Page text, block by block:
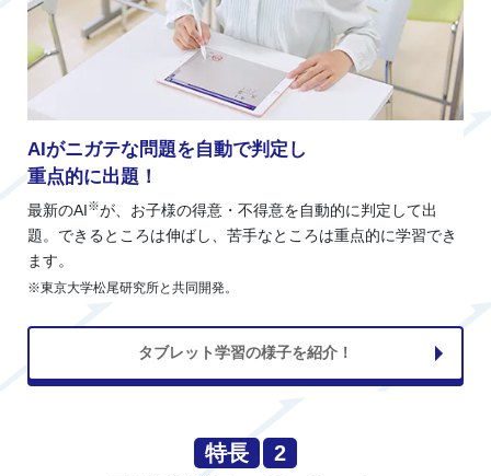
AIがニガテな問題を自動で判定し
重点的に出題！
最新のAI※が、お子様の得意・不得意を自動的に判定して出
題。できるところは伸ばし、苦手なところは重点的に学習でき
ます。
※東京大学松尾研究所と共同開発。
タブレット学習の様子を紹介！
特長 2